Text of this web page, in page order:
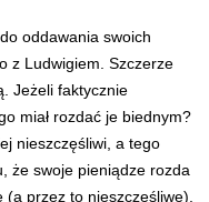
oddawania swoich
z Ludwigiem. Szczerze
Jeżeli faktycznie
miał rozdać je biednym?
nieszczęśliwi, a tego
że swoje pieniądze rozda
przez to nieszczęśliwe),